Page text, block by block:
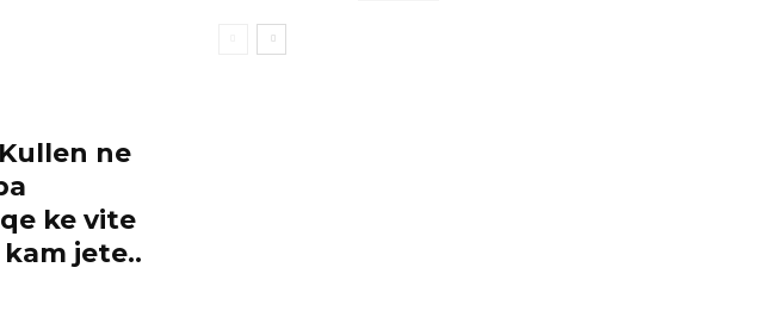
ne
ke vite
jete..